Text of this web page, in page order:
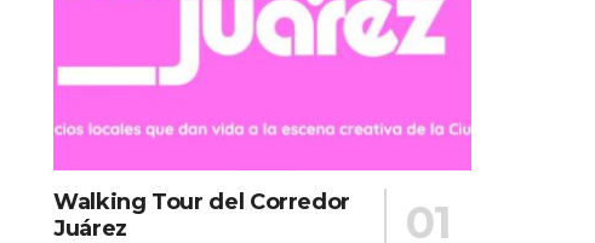
Walking Tour del Corredor
Juárez